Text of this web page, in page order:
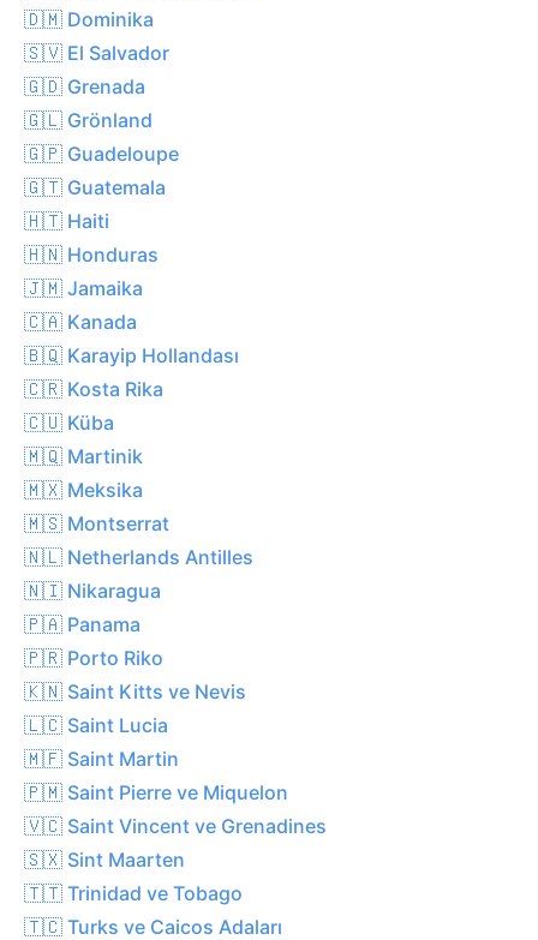
🇩🇲 Dominika
🇸🇻 El Salvador
🇬🇩 Grenada
🇬🇱 Grönland
🇬🇵 Guadeloupe
🇬🇹 Guatemala
🇭🇹 Haiti
🇭🇳 Honduras
🇯🇲 Jamaika
🇨🇦 Kanada
🇧🇶 Karayip Hollandası
🇨🇷 Kosta Rika
🇨🇺 Küba
🇲🇶 Martinik
🇲🇽 Meksika
🇲🇸 Montserrat
🇳🇱 Netherlands Antilles
🇳🇮 Nikaragua
🇵🇦 Panama
🇵🇷 Porto Riko
🇰🇳 Saint Kitts ve Nevis
🇱🇨 Saint Lucia
🇲🇫 Saint Martin
🇵🇲 Saint Pierre ve Miquelon
🇻🇨 Saint Vincent ve Grenadines
🇸🇽 Sint Maarten
🇹🇹 Trinidad ve Tobago
🇹🇨 Turks ve Caicos Adaları